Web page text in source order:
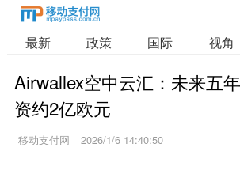
最新 政策 国际 视角
Airwallex空中云汇：未来五
资约2亿欧元
移动支付网 2026/1/6 14:40:50